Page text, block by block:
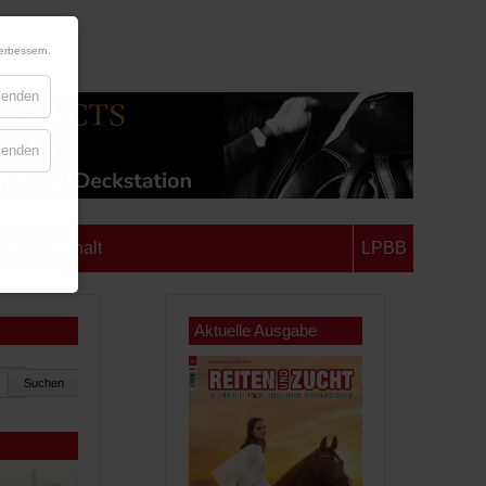
Anhalt LPBB
Suchen
Aktuelle Ausgabe